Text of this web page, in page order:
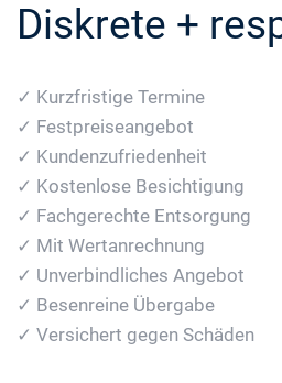
Diskrete +
✓ Kurzfristige Termine
✓ Festpreiseangebot
✓ Kundenzufriedenheit
✓ Kostenlose Besichtigung
✓ Fachgerechte Entsorgung
✓ Mit Wertanrechnung
✓ Unverbindliches Angebot
✓ Besenreine Übergabe
✓ Versichert gegen Schäden